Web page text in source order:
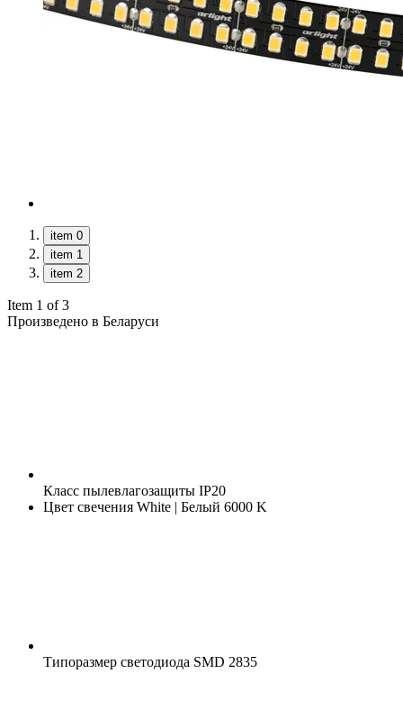
item 0
item 1
item 2
Item 1 of 3
Произведено в Беларуси
Класс пылевлагозащиты IP20
Цвет свечения White | Белый 6000 K
Типоразмер светодиода SMD 2835